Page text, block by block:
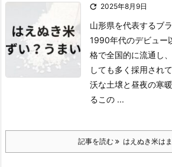
 2025年8月9日
山形県を代表するブ
1990年代のデビュー
格で全国的に流通し
しても多く採用され
沃な土壌と昼夜の寒
るこの ...
記事を読む はえぬき米は